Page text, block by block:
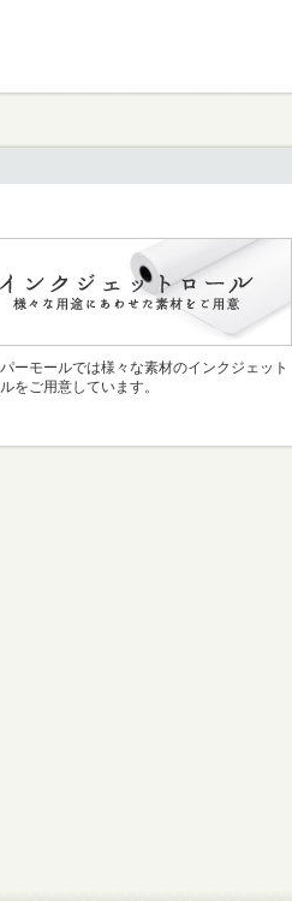
ーモールでは様々な素材のインクジェット
をご用意しています。